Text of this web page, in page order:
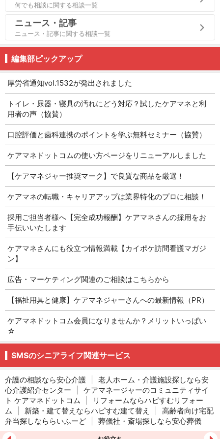
何でも相談に関する相談一覧
ニュース・記事
ニュース・記事に関する相談一覧
編集部ピックアップ
厚労省通知vol.1532が発出されました
トイレ・尿器・寝具の汚れにどう対応？試したケアマネと利
用者の声（協賛）
口腔評価と歯科連携のポイントを学ぶ無料セミナー（協賛）
ケアマネドットコムの使い方ページをリニューアルしました
【ケアマネジャー推奨マーク】で良質な商品を厳選！
ケアマネの転職・キャリアアップは業界特化のプロに相談！
採用ご担当者様へ【完全成功報酬】ケアマネさんの採用をお
手伝いいたします
ケアマネさんにも役立つ情報満載【カイポケ訪問看護マガジ
ン】
広告・マーケティング関連のご相談はこちらから
【福祉用具と健康】ケアマネジャーさんへの最新情報（PR）
ケアマネドットコム会員になりませんか？メリットいっぱい
☆
SMSのシニアライフ関連サービス
介護の相談なら安心介護
老人ホーム・介護施設探しなら安
心介護紹介センター
ケアマネージャーのコミュニティサイ
ト ケアマネドットコム
リフォームならハピすむリフォー
ム
新築・建て替えならハピすむ建て替え
高齢者向け宅配
弁当探しなららいふーど
葬儀社・斎場探しなら安心葬儀